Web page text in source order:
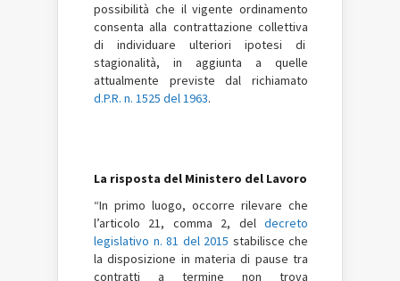
possibilità che il vigente ordinamento
consenta alla contrattazione collettiva
di individuare ulteriori ipotesi di
stagionalità, in aggiunta a quelle
attualmente previste dal richiamato
d.P.R. n. 1525 del 1963.
La risposta del Ministero del Lavoro
“In primo luogo, occorre rilevare che
l’articolo 21, comma 2, del decreto
legislativo n. 81 del 2015 stabilisce che
la disposizione in materia di pause tra
contratti a termine non trova